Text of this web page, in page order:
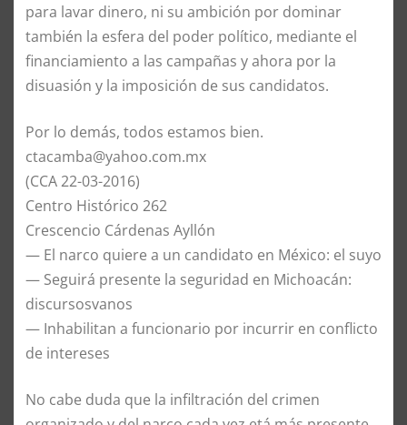
para lavar dinero, ni su ambición por dominar
también la esfera del poder político, mediante el
financiamiento a las campañas y ahora por la
disuasión y la imposición de sus candidatos.
Por lo demás, todos estamos bien.
ctacamba@yahoo.com.mx
(CCA 22-03-2016)
Centro Histórico 262
Crescencio Cárdenas Ayllón
— El narco quiere a un candidato en México: el suyo
— Seguirá presente la seguridad en Michoacán:
discursosvanos
— Inhabilitan a funcionario por incurrir en conflicto
de intereses
No cabe duda que la infiltración del crimen